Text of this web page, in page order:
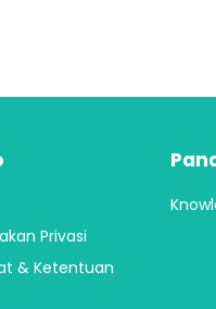
Privasi
& Ketentuan